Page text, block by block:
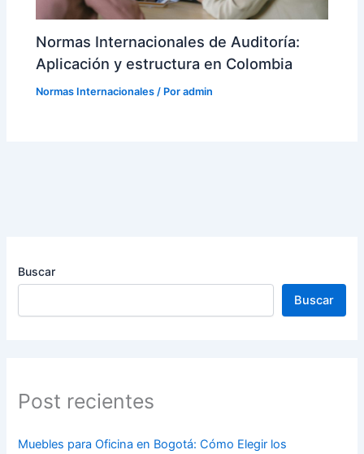
Normas Internacionales de Auditoría:
Aplicación y estructura en Colombia
Normas Internacionales / Poradmin
Buscar
Buscar
Post recientes
Muebles para Oficina en Bogotá: Cómo Elegir los